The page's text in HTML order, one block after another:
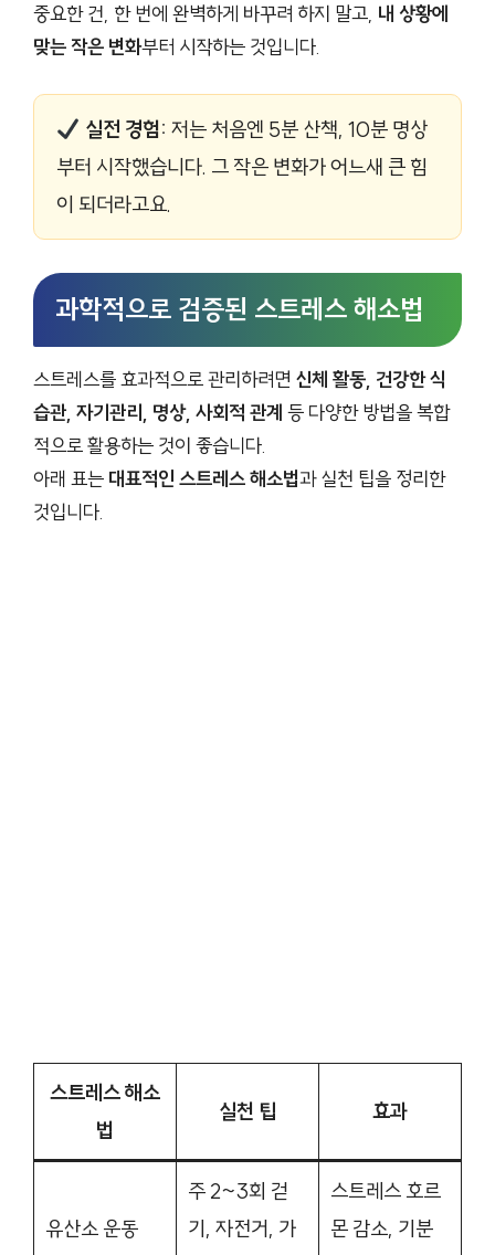
중요한 건, 한 번에 완벽하게 바꾸려 하지 말고, 내 상황에
맞는 작은 변화부터 시작하는 것입니다.
실전 경험: 저는 처음엔 5분 산책, 10분 명상
부터 시작했습니다. 그 작은 변화가 어느새 큰 힘
이 되더라고요.
과학적으로 검증된 스트레스 해소법
스트레스를 효과적으로 관리하려면 신체 활동, 건강한 식
습관, 자기관리, 명상, 사회적 관계 등 다양한 방법을 복합
적으로 활용하는 것이 좋습니다.
아래 표는 대표적인 스트레스 해소법과 실천 팁을 정리한
것입니다.
스트레스 해소
법
실천 팁 효과
유산소 운동
주 2~3회 걷
기, 자전거, 가
스트레스 호르
몬 감소, 기분